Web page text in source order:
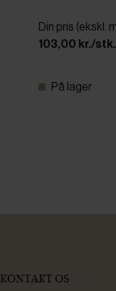
Din pris (ekskl.
103,00 kr./stk.
På lager
KONTAKT OS